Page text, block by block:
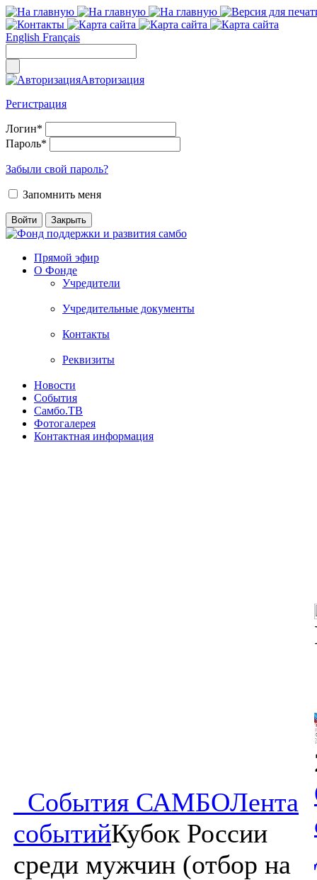
English Français
Авторизация
Регистрация
Логин*
Пароль*
Забыли свой пароль?
Запомнить меня
Прямой эфир
О Фонде
Учредители
Учредительные документы
Контакты
Реквизиты
Новости
События
Самбо.ТВ
Фотогалерея
Контактная информация
События САМБОЛента
событийКубок России
среди мужчин (отбор на